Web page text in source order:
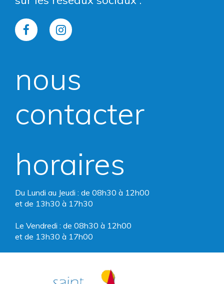
Lien
le
Facebook
Lien
le
Instagram
nous
contacter
horaires
Du Lundi au Jeudi : de 08h30 à 12h00
et de 13h30 à 17h30
Le Vendredi : de 08h30 à 12h00
et de 13h30 à 17h00